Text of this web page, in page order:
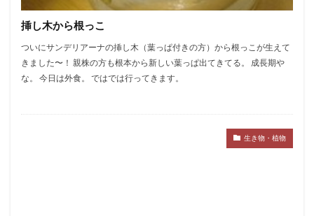
挿し木から根っこ
ついにサンデリアーナの挿し木（葉っぱ付きの方）から根っこが生えて
きました〜！ 親株の方も根本から新しい葉っぱ出てきてる。 成長期や
な。 今日は外食。 ではでは行ってきます。
生き物・植物